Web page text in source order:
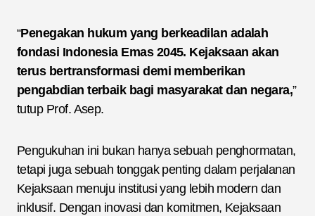
“Penegakan hukum yang berkeadilan adalah
fondasi Indonesia Emas 2045. Kejaksaan akan
terus bertransformasi demi memberikan
pengabdian terbaik bagi masyarakat dan negara,”
tutup Prof. Asep.
Pengukuhan ini bukan hanya sebuah penghormatan,
tetapi juga sebuah tonggak penting dalam perjalanan
Kejaksaan menuju institusi yang lebih modern dan
inklusif. Dengan inovasi dan komitmen, Kejaksaan